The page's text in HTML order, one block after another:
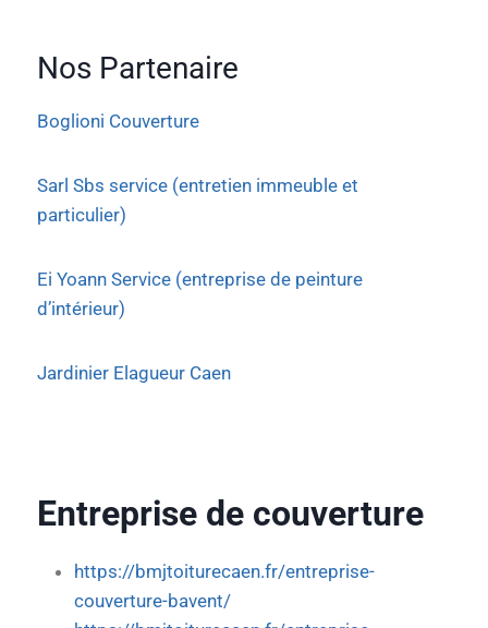
Nos Partenaire
Boglioni Couverture
Sarl Sbs service (entretien immeuble et
particulier)
Ei Yoann Service (entreprise de peinture
d’intérieur)
Jardinier Elagueur Caen
Entreprise de couverture
https://bmjtoiturecaen.fr/entreprise-
couverture-bavent/